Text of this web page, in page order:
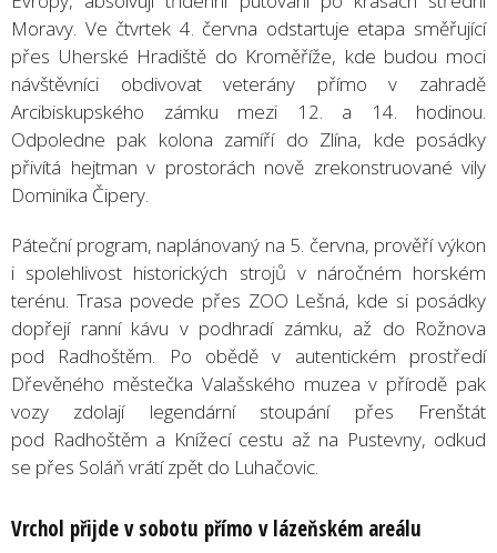
Moravy. Ve čtvrtek 4. června odstartuje etapa směřující
přes Uherské Hradiště do Kroměříže, kde budou moci
návštěvníci obdivovat veterány přímo v zahradě
Arcibiskupského zámku mezi 12. a 14. hodinou.
Odpoledne pak kolona zamíří do Zlína, kde posádky
přivítá hejtman v prostorách nově zrekonstruované vily
Dominika Čipery.
Páteční program, naplánovaný na 5. června, prověří výkon
i spolehlivost historických strojů v náročném horském
terénu. Trasa povede přes ZOO Lešná, kde si posádky
dopřejí ranní kávu v podhradí zámku, až do Rožnova
pod Radhoštěm. Po obědě v autentickém prostředí
Dřevěného městečka Valašského muzea v přírodě pak
vozy zdolají legendární stoupání přes Frenštát
pod Radhoštěm a Knížecí cestu až na Pustevny, odkud
se přes Soláň vrátí zpět do Luhačovic.
Vrchol přijde v sobotu přímo v lázeňském areálu